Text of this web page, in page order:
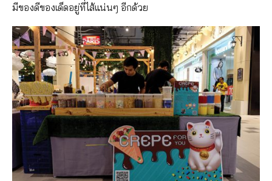
มีของดีของเด็ดอยู่ที่ไส้แน่นๆ อีกด้วย